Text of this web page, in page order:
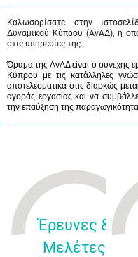
Καλωσορίσατε στην
Δυναμικού Κύπρου (ΑνΑΔ), η
στις υπηρεσίες της.
Όραμα της ΑνΑΔ είναι ο συνεχής
Κύπρου με τις κατάλληλες
αποτελεσματικά στις διαρκώς
αγοράς εργασίας και να
την επαύξηση της
Έρευνες &
Μελέτες